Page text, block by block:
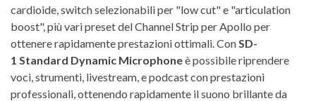
cardioide, switch selezionabili per "low cut" e "articulation
boost", più vari preset del Channel Strip per Apollo per
ottenere rapidamente prestazioni ottimali. Con SD-
1 Standard Dynamic Microphoneè possibile riprendere
voci, strumenti, livestream, e podcast con prestazioni
professionali, ottenendo rapidamente il suono brillante da